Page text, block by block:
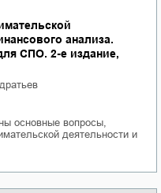
анализа.
СПО. 2-е издание,
основные вопросы,
деятельности и